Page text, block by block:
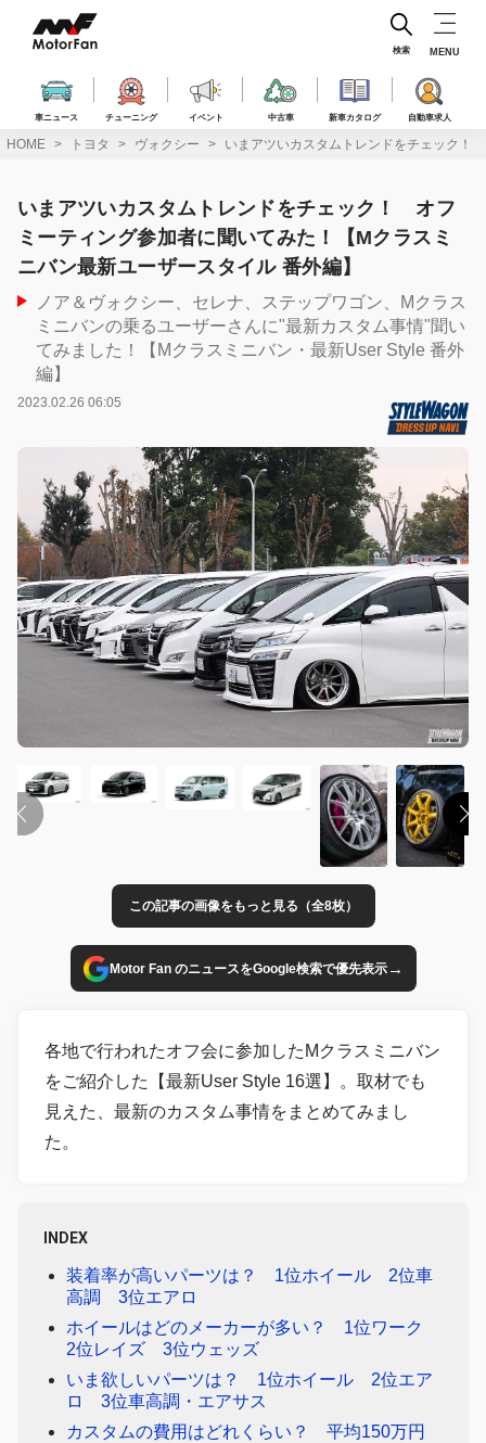
ス
車ニュース チューニング イベント 中古車 新車カタログ 自動車求人
検索 MENU
HOME トヨタ ヴォクシー いまアツいカスタムトレンドをチェック！
いまアツいカスタムトレンドをチェック！ オフ
ミーティング参加者に聞いてみた！【Mクラスミ
ニバン最新ユーザースタイル 番外編】
ノア＆ヴォクシー、セレナ、ステップワゴン、Mクラス
ミニバンの乗るユーザーさんに"最新カスタム事情"聞い
てみました！【Mクラスミニバン・最新User Style 番外
編】
2023.02.26 06:05
この記事の画像をもっと見る（全8枚）
Motor Fan のニュースをGoogle検索で優先表示→
各地で行われたオフ会に参加したMクラスミニバン
をご紹介した【最新User Style 16選】。取材でも
見えた、最新のカスタム事情をまとめてみまし
た。
INDEX
装着率が高いパーツは？ 1位ホイール 2位車
高調 3位エアロ
ホイールはどのメーカーが多い？ 1位ワーク
2位レイズ 3位ウェッズ
いま欲しいパーツは？ 1位ホイール 2位エア
ロ 3位車高調・エアサス
カスタムの費用はどれくらい？ 平均150万円